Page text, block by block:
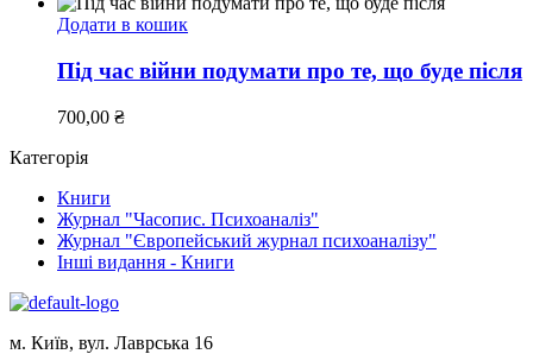
Додати в кошик
Під час війни подумати про те, що буде після
700,00 ₴
Категорія
Книги
Журнал "Часопис. Психоаналіз"
Журнал "Європейський журнал психоаналізу"
Інші видання - Книги
м. Київ, вул. Лаврська 16